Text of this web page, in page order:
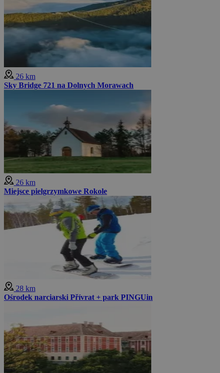
26 km
Sky Bridge 721 na Dolnych Morawach
26 km
Miejsce pielgrzymkowe Rokole
28 km
Ośrodek narciarski Přívrat + park PINGUin